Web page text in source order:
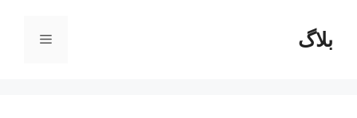
محتوابلاگ فهرست